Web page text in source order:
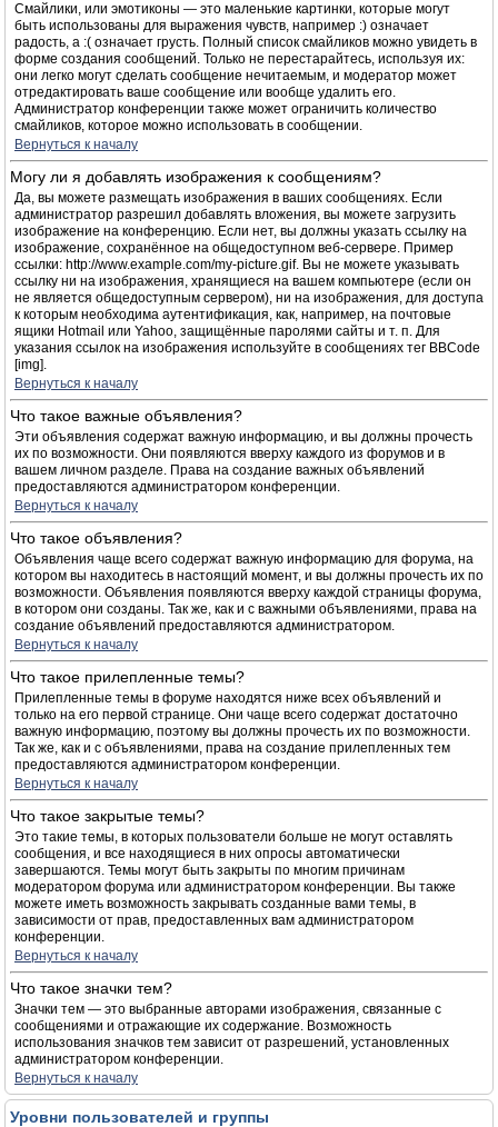
Смайлики, или эмотиконы — это маленькие картинки, которые могут
быть использованы для выражения чувств, например :) означает
радость, а :( означает грусть. Полный список смайликов можно увидеть в
форме создания сообщений. Только не перестарайтесь, используя их:
они легко могут сделать сообщение нечитаемым, и модератор может
отредактировать ваше сообщение или вообще удалить его.
Администратор конференции также может ограничить количество
смайликов, которое можно использовать в сообщении.
Вернуться к началу
Могу ли я добавлять изображения к сообщениям?
Да, вы можете размещать изображения в ваших сообщениях. Если
администратор разрешил добавлять вложения, вы можете загрузить
изображение на конференцию. Если нет, вы должны указать ссылку на
изображение, сохранённое на общедоступном веб-сервере. Пример
ссылки: http://www.example.com/my-picture.gif. Вы не можете указывать
ссылку ни на изображения, хранящиеся на вашем компьютере (если он
не является общедоступным сервером), ни на изображения, для доступа
к которым необходима аутентификация, как, например, на почтовые
ящики Hotmail или Yahoo, защищённые паролями сайты и т. п. Для
указания ссылок на изображения используйте в сообщениях тег BBCode
[img].
Вернуться к началу
Что такое важные объявления?
Эти объявления содержат важную информацию, и вы должны прочесть
их по возможности. Они появляются вверху каждого из форумов и в
вашем личном разделе. Права на создание важных объявлений
предоставляются администратором конференции.
Вернуться к началу
Что такое объявления?
Объявления чаще всего содержат важную информацию для форума, на
котором вы находитесь в настоящий момент, и вы должны прочесть их по
возможности. Объявления появляются вверху каждой страницы форума,
в котором они созданы. Так же, как и с важными объявлениями, права на
создание объявлений предоставляются администратором.
Вернуться к началу
Что такое прилепленные темы?
Прилепленные темы в форуме находятся ниже всех объявлений и
только на его первой странице. Они чаще всего содержат достаточно
важную информацию, поэтому вы должны прочесть их по возможности.
Так же, как и с объявлениями, права на создание прилепленных тем
предоставляются администратором конференции.
Вернуться к началу
Что такое закрытые темы?
Это такие темы, в которых пользователи больше не могут оставлять
сообщения, и все находящиеся в них опросы автоматически
завершаются. Темы могут быть закрыты по многим причинам
модератором форума или администратором конференции. Вы также
можете иметь возможность закрывать созданные вами темы, в
зависимости от прав, предоставленных вам администратором
конференции.
Вернуться к началу
Что такое значки тем?
Значки тем — это выбранные авторами изображения, связанные с
сообщениями и отражающие их содержание. Возможность
использования значков тем зависит от разрешений, установленных
администратором конференции.
Вернуться к началу
Уровни пользователей и группы